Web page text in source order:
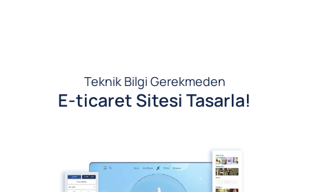
Teknik Bilgi Gerekmeden
E-ticaret Sitesi Tasarla!